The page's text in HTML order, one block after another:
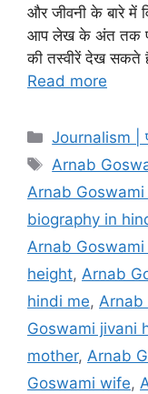
और जीवनी के बारे में
आप लेख के अंत तक
की तस्वीरें देख सकते
Read more
Categories
Journalism |
Tags
Arnab
Arnab
biography in
Arnab
height, Arnab
hindi me, Arnab
Goswami jivani
mother, Arnab
Goswami wife,